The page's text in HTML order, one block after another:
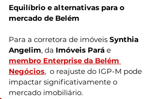
Equilíbrio e alternativas para o
mercado de Belém
Para a corretora de imóveis Synthia
Angelim, da Imóveis Pará e
membro Enterprise da Belém
Negócios,  o reajuste do IGP-M pode
impactar significativamente o
mercado imobiliário.